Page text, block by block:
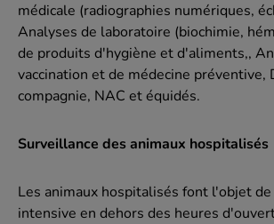
médicale (radiographies numériques,
Analyses de laboratoire (biochimie,
de produits d'hygiène et d'aliments,,
vaccination et de médecine
compagnie, NAC et équidés.
Surveillance des animaux hospitalisés
Les animaux hospitalisés font l'objet
intensive en dehors des heures